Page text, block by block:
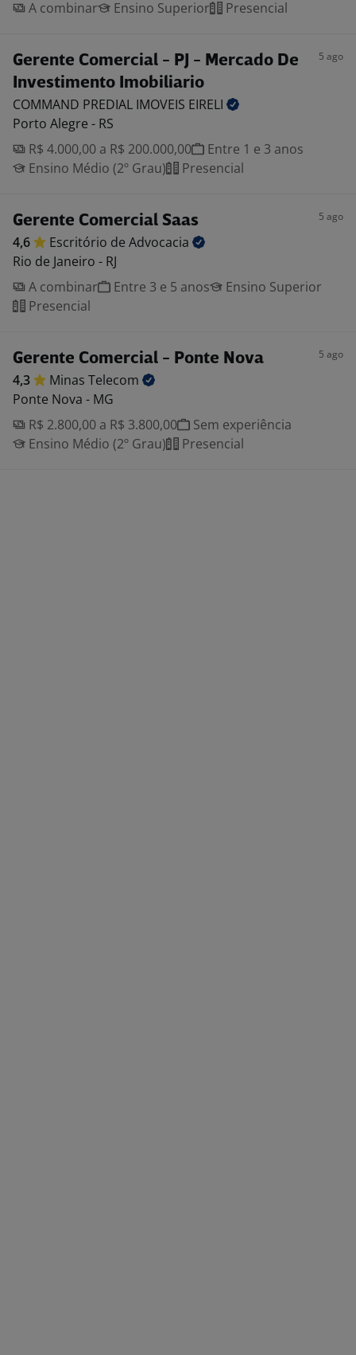
A combinar Ensino Superior Presencial
Gerente Comercial - PJ - Mercado De
Investimento Imobiliario
5 ago
COMMAND PREDIAL IMOVEIS EIRELI
Porto Alegre - RS
R$ 4.000,00 a R$ 200.000,00
Entre 1 e 3 anos
Ensino Médio (2º Grau)
Presencial
Gerente Comercial Saas 5 ago
4,6 Escritório de Advocacia
Rio de Janeiro - RJ
A combinar
Entre 3 e 5 anos
Ensino Superior
Presencial
Gerente Comercial - Ponte Nova 5 ago
4,3 Minas Telecom
Ponte Nova - MG
R$ 2.800,00 a R$ 3.800,00
Sem experiência
Ensino Médio (2º Grau)
Presencial